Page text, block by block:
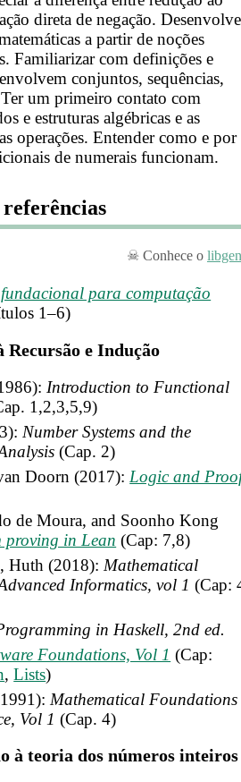
direta de negação.
a partir de noções
Familiarizar com definições e
conjuntos, sequências,
um primeiro contato com
e estruturas algébricas e as
operações. Entender como e por
de numerais funcionam.
Conhece o libgen
para computação
1–6)
e Indução
Introduction to Functional
1,2,3,5,9)
Number Systems and the
(Cap. 2)
Doorn (2017): Logic and
de Moura, and Soonho Kong
proving in Lean (Cap: 7,8)
Huth (2018):Mathematical
Informatics, vol 1 (Cap:
in Haskell, 2nd ed.
Foundations, Vol 1 (Cap:
,Lists)
Mathematical
Vol 1 (Cap. 4)
à teoria dos números inteiros